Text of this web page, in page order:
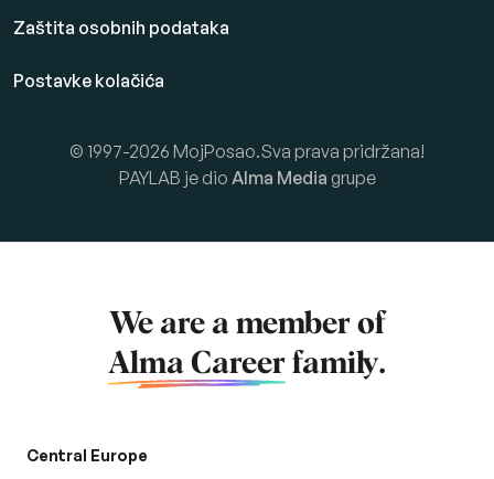
Zaštita osobnih podataka
Postavke kolačića
© 1997-2026 MojPosao.Sva prava pridržana!
PAYLAB je dio Alma Media grupe
We are a member of
Alma Career family.
Central Europe